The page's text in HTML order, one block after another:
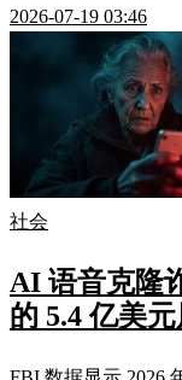
2026-07-19 03:46
社会
AI 语音克隆
的 5.4 亿美